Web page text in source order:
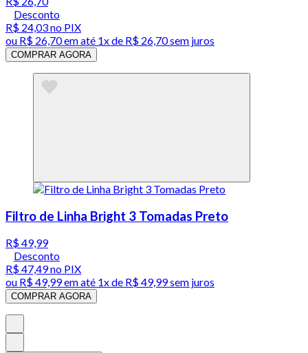
Desconto
R$ 24,03no PIX
ou R$ 26,70em até 1x de R$ 26,70sem juros
COMPRAR AGORA
Filtro de Linha Bright 3 Tomadas Preto
R$ 49,99
Desconto
R$ 47,49no PIX
ou R$ 49,99em até 1x de R$ 49,99sem juros
COMPRAR AGORA